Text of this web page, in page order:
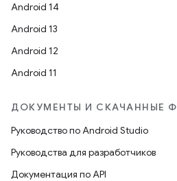
Android 14
Android 13
Android 12
Android 11
ДОКУМЕНТЫ И СКАЧАННЫЕ
Руководство по Android Studio
Руководства для разработчиков
Документация по API